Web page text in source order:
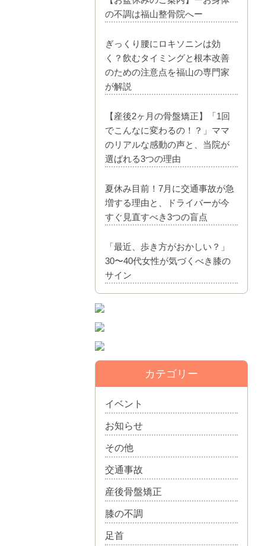
の不調は福山整骨院へー
ぎっくり腰にロキソニンは効
く？飲むタイミングと根本改善
のための注意点を福山の専門家
が解説
【産後2ヶ月の骨盤矯正】「1回
でこんなに変わるの！？」ママ
のリアルな感動の声と、当院が
選ばれる3つの理由
夏休み目前！7月に交通事故が急
増する理由と、ドライバーが今
すぐ見直すべき3つの盲点
「最近、歩き方がおかしい？」
30〜40代女性が気づくべき膝の
サイン
カテゴリー
イベント
お知らせ
その他
交通事故
産後骨盤矯正
膝の不調
足首